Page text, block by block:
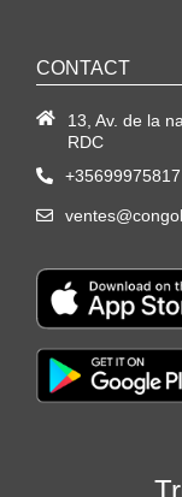
CONTACT
13, Av. de la
RDC
+35699975817